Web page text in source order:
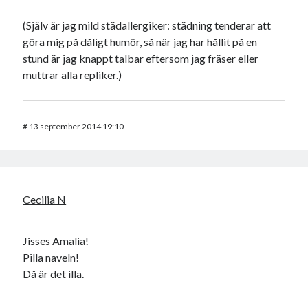
(Själv är jag mild städallergiker: städning tenderar att
göra mig på dåligt humör, så när jag har hållit på en
stund är jag knappt talbar eftersom jag fräser eller
muttrar alla repliker.)
# 13 september 2014 19:10
Cecilia N
Jisses Amalia!
Pilla naveln!
Då är det illa.